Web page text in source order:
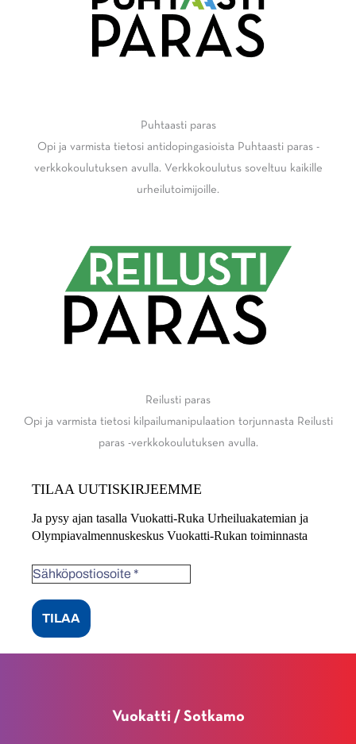
Puhtaasti paras
Opi ja varmista tietosi antidopingasioista Puhtaasti paras -
verkkokoulutuksen avulla. Verkkokoulutus soveltuu kaikille
urheilutoimijoille.
Reilusti paras
Opi ja varmista tietosi kilpailumanipulaation torjunnasta Reilusti
paras -verkkokoulutuksen avulla.
TILAA UUTISKIRJEEMME
Ja pysy ajan tasalla Vuokatti-Ruka Urheiluakatemian ja
Olympiavalmennuskeskus Vuokatti-Rukan toiminnasta
Vuokatti / Sotkamo